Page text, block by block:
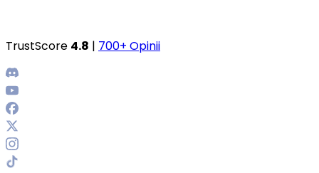
TrustScore 4.8 | 700+ Opinii